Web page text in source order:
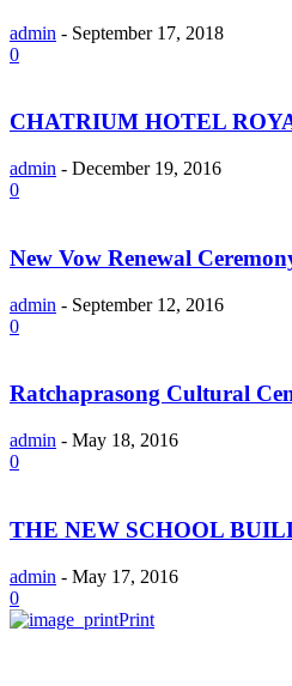
admin - September 17, 2018
0
CHATRIUM HOTEL
admin - December 19, 2016
0
New Vow Renewal
admin - September 12, 2016
0
Ratchaprasong Cultural
admin - May 18, 2016
0
THE NEW SCHOOL
admin - May 17, 2016
0
Print